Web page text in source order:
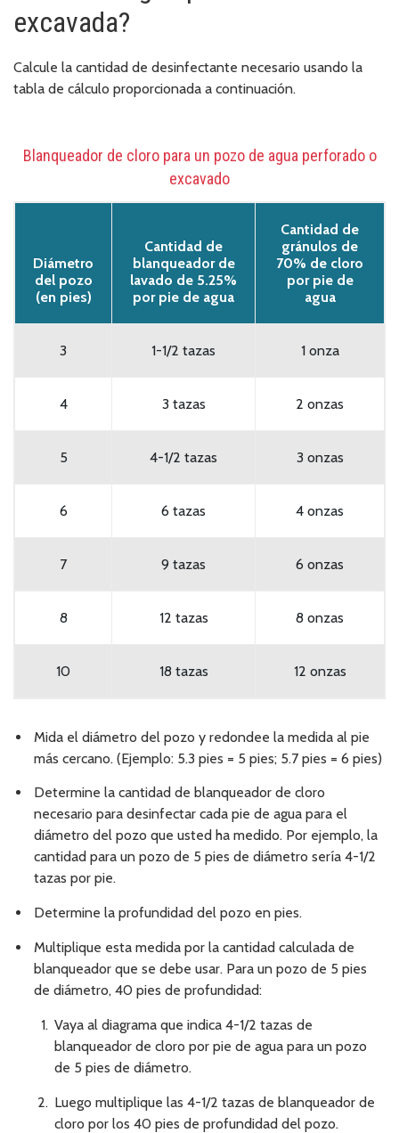
excavada?
Calcule la cantidad de desinfectante necesario usando la
tabla de cálculo proporcionada a continuación.
Blanqueador de cloro para un pozo de agua perforado o
excavado
Diámetro
del pozo
(en pies)
Cantidad de
blanqueador de
lavado de 5.25%
por pie de agua
Cantidad de
gránulos de
70% de cloro
por pie de
agua
3 1-1/2 tazas 1 onza
4 3 tazas 2 onzas
5 4-1/2 tazas 3 onzas
6 6 tazas 4 onzas
7 9 tazas 6 onzas
8 12 tazas 8 onzas
10 18 tazas 12 onzas
Mida el diámetro del pozo y redondee la medida al pie
más cercano. (Ejemplo: 5.3 pies = 5 pies; 5.7 pies = 6 pies)
Determine la cantidad de blanqueador de cloro
necesario para desinfectar cada pie de agua para el
diámetro del pozo que usted ha medido. Por ejemplo, la
cantidad para un pozo de 5 pies de diámetro sería 4-1/2
tazas por pie.
Determine la profundidad del pozo en pies.
Multiplique esta medida por la cantidad calculada de
blanqueador que se debe usar. Para un pozo de 5 pies
de diámetro, 40 pies de profundidad:
Vaya al diagrama que indica 4-1/2 tazas de
blanqueador de cloro por pie de agua para un pozo
de 5 pies de diámetro.
Luego multiplique las 4-1/2 tazas de blanqueador de
cloro por los 40 pies de profundidad del pozo.